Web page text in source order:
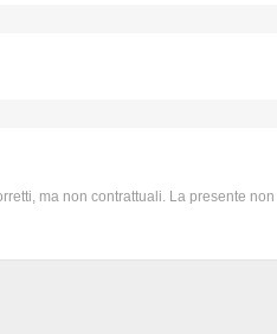
ma non contrattuali. La presente